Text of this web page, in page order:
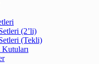
(2’li)
(Tekli)